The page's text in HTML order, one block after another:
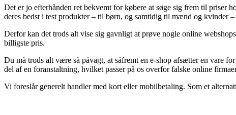
Det er jo efterhånden ret bekvemt for købere at søge sig frem til priser
deres bedst i test produkter – til børn, og samtidig til mænd og kvinder
Derfor kan det trods alt vise sig gavnligt at prøve nogle online
billigste pris.
Du må trods alt være så påvagt, at såfremt en e-shop afsætter en vare
del af en foranstaltning, hvilket passer på os overfor falske online
Vi foreslår generelt handler med kort eller mobilbetaling. Som et